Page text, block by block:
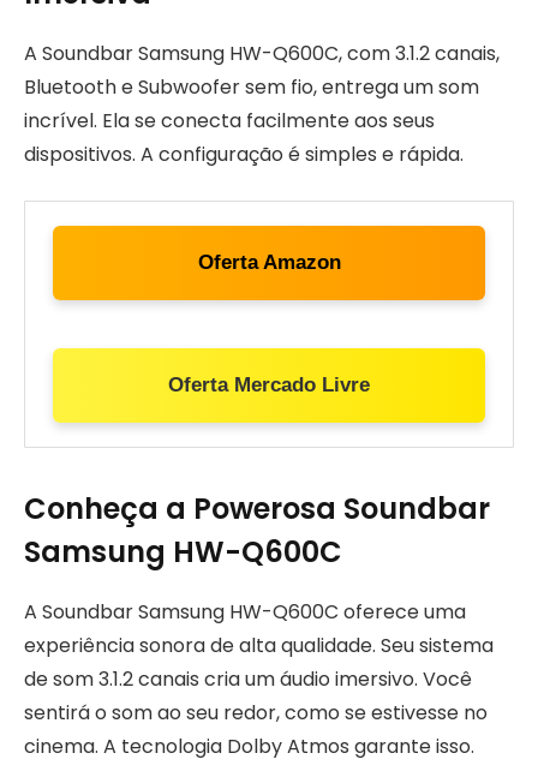
A Soundbar Samsung HW-Q600C, com 3.1.2 canais,
Bluetooth e Subwoofer sem fio, entrega um som
incrível. Ela se conecta facilmente aos seus
dispositivos. A configuração é simples e rápida.
Oferta Amazon
Oferta Mercado Livre
Conheça a Powerosa Soundbar
Samsung HW-Q600C
A Soundbar Samsung HW-Q600C oferece uma
experiência sonora de alta qualidade. Seu sistema
de som 3.1.2 canais cria um áudio imersivo. Você
sentirá o som ao seu redor, como se estivesse no
cinema. A tecnologia Dolby Atmos garante isso.